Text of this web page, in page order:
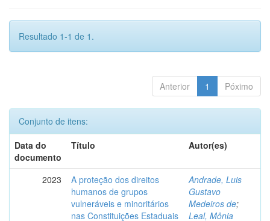
Resultado 1-1 de 1.
Anterior 1 Póximo
Conjunto de itens:
Data do
documento
Título Autor(es)
2023
A proteção dos direitos
humanos de grupos
vulneráveis e minoritários
nas Constituições Estaduais
Andrade, Luis
Gustavo
Medeiros de;
Leal, Mônia